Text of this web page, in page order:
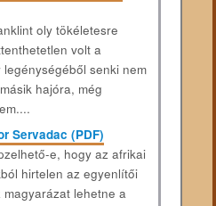
oly tökéletesre
volt a
senki nem
hajóra, még
Servadac (PDF)
e, hogy az afrikai
hirtelen az egyenlítői
lehetne a